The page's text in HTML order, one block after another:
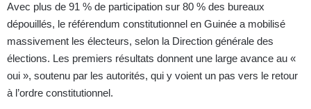
Avec plus de 91 % de participation sur 80 % des bureaux
dépouillés, le référendum constitutionnel en Guinée a mobilisé
massivement les électeurs, selon la Direction générale des
élections. Les premiers résultats donnent une large avance au «
oui », soutenu par les autorités, qui y voient un pas vers le retour
à l’ordre constitutionnel.